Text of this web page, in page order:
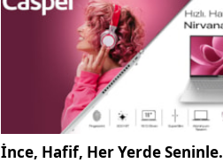
İnce, Hafif, Her Yerde Seninle.